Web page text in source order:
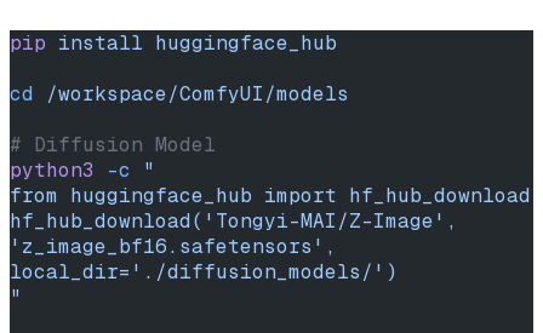
pip install huggingface_hub
cd /workspace/ComfyUI/models
# Diffusion Model
python3 -c "
from huggingface_hub import hf_hub_download
hf_hub_download('Tongyi-MAI/Z-Image',
'z_image_bf16.safetensors',
local_dir='./diffusion_models/')
"